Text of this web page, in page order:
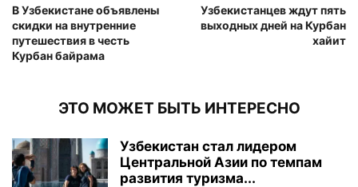
В Узбекистане объявлены
скидки на внутренние
путешествия в честь
Курбан байрама
Узбекистанцев ждут пять
выходных дней на Курбан
хайит
ЭТО МОЖЕТ БЫТЬ ИНТЕРЕСНО
Узбекистан стал лидером
Центральной Азии по темпам
развития туризма...